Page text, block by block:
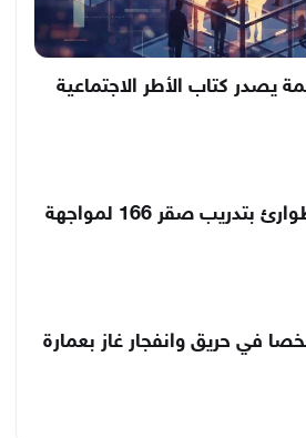
يصدر كتاب الأطر الاجتماعية
القاهرة تجهز خطة طوارئ بتدريب صقر 166 لمواجهة
إصابة 23 شخصا في حريق وانفجار غاز بعمارة